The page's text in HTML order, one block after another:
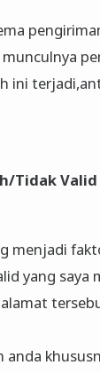
ini
Tidak Valid
menjadi
yang saya
anda